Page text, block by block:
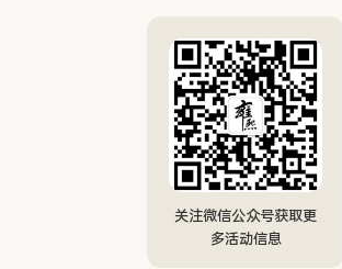
关注微信公众号获取更
多活动信息